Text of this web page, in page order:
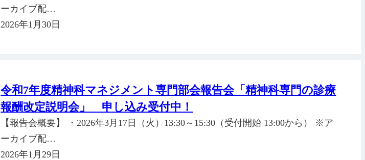
ーカイブ配…
2026年1月30日
令和7年度精神科マネジメント専門部会報告会「精神科専門の診療
報酬改定説明会」 申し込み受付中！
【報告会概要】 ・2026年3月17日（火）13:30～15:30（受付開始 13:00から） ※ア
ーカイブ配…
2026年1月29日